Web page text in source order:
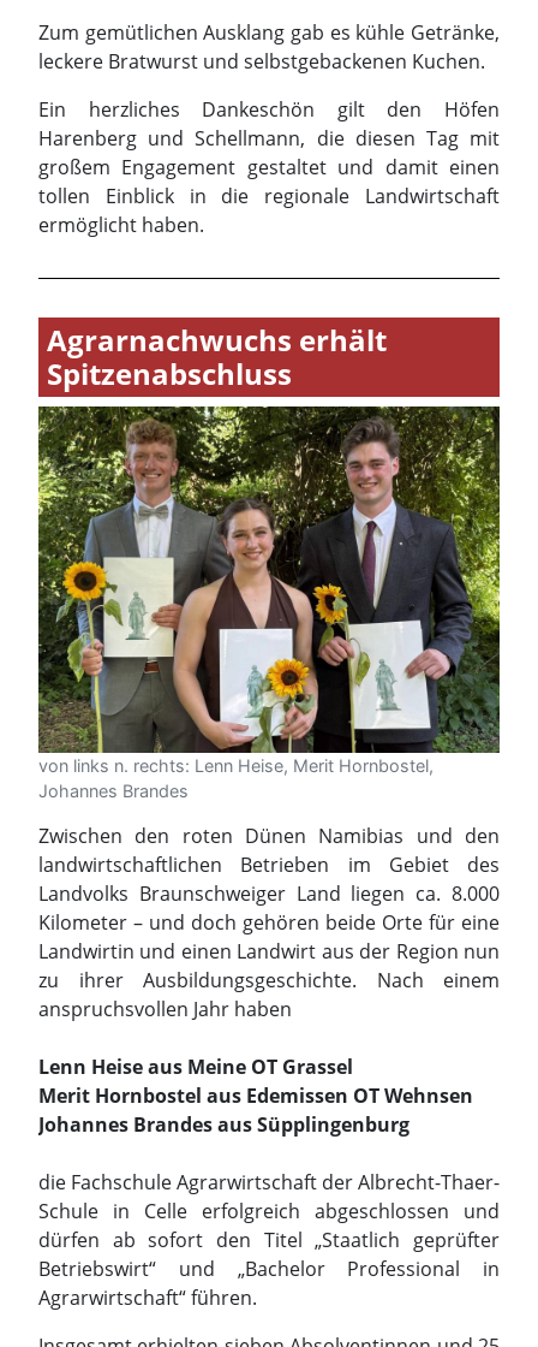
Zum gemütlichen Ausklang gab es kühle Getränke,
leckere Bratwurst und selbstgebackenen Kuchen.
Ein herzliches Dankeschön gilt den Höfen
Harenberg und Schellmann, die diesen Tag mit
großem Engagement gestaltet und damit einen
tollen Einblick in die regionale Landwirtschaft
ermöglicht haben.
Agrarnachwuchs erhält
Spitzenabschluss
von links n. rechts: Lenn Heise, Merit Hornbostel,
Johannes Brandes
Zwischen den roten Dünen Namibias und den
landwirtschaftlichen Betrieben im Gebiet des
Landvolks Braunschweiger Land liegen ca. 8.000
Kilometer – und doch gehören beide Orte für eine
Landwirtin und einen Landwirt aus der Region nun
zu ihrer Ausbildungsgeschichte. Nach einem
anspruchsvollen Jahr haben
Lenn Heise aus Meine OT Grassel
Merit Hornbostel aus Edemissen OT Wehnsen
Johannes Brandes aus Süpplingenburg
die Fachschule Agrarwirtschaft der Albrecht-Thaer-
Schule in Celle erfolgreich abgeschlossen und
dürfen ab sofort den Titel „Staatlich geprüfter
Betriebswirt“ und „Bachelor Professional in
Agrarwirtschaft“ führen.